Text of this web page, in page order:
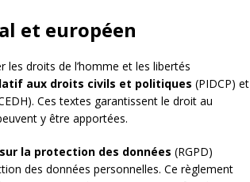
et européen
droits de l’homme et les libertés
aux droits civils et politiques (PIDCP) et
Ces textes garantissent le droit au
y être apportées.
la protection des données (RGPD)
des données personnelles. Ce règlement